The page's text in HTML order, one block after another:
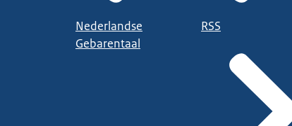
Nederlandse
Gebarentaal
RSS